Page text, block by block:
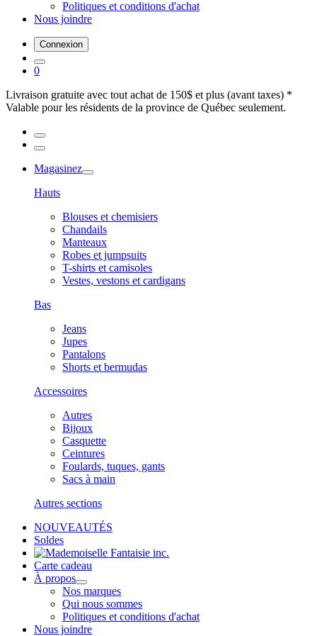
Politiques et conditions d'achat
Nous joindre
Connexion
0
Livraison gratuite avec tout achat de 150$ et plus (avant taxes) *
Valable pour les résidents de la province de Québec seulement.
Magasinez
Hauts
Blouses et chemisiers
Chandails
Manteaux
Robes et jumpsuits
T-shirts et camisoles
Vestes, vestons et cardigans
Bas
Jeans
Jupes
Pantalons
Shorts et bermudas
Accessoires
Autres
Bijoux
Casquette
Ceintures
Foulards, tuques, gants
Sacs à main
Autres sections
NOUVEAUTÉS
Soldes
Carte cadeau
À propos
Nos marques
Qui nous sommes
Politiques et conditions d'achat
Nous joindre